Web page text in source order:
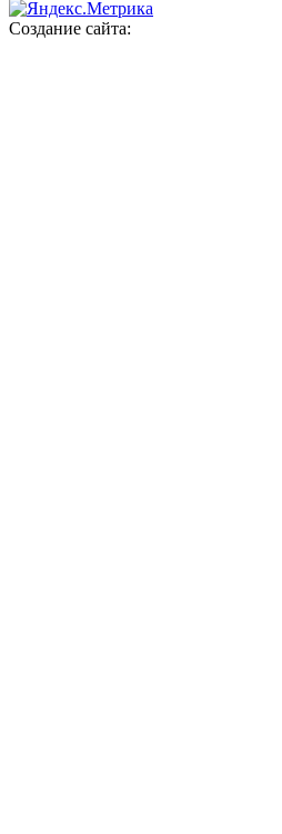
Создание сайта: